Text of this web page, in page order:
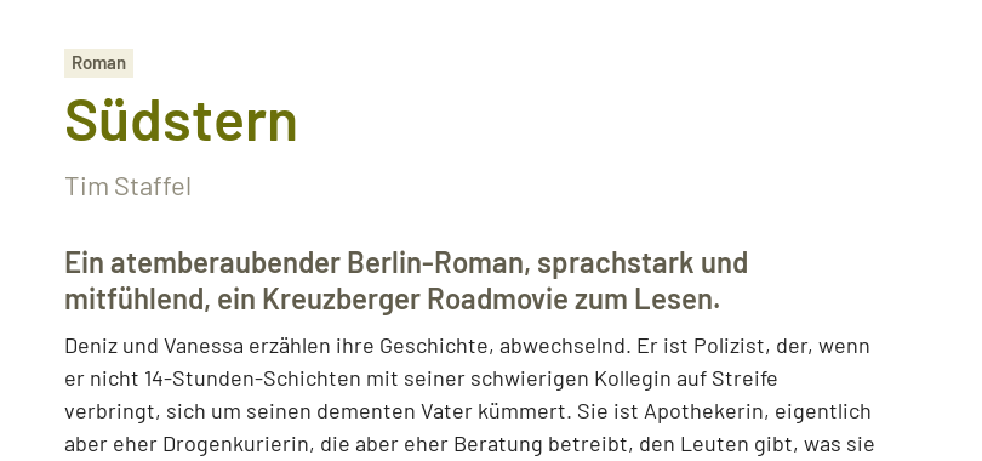
Roman
Südstern
Tim Staffel
Ein atemberaubender Berlin-Roman, sprachstark und
mitfühlend, ein Kreuzberger Roadmovie zum Lesen.
Deniz und Vanessa erzählen ihre Geschichte, abwechselnd. Er ist Polizist, der, wenn
er nicht 14-Stunden-Schichten mit seiner schwierigen Kollegin auf Streife
verbringt, sich um seinen dementen Vater kümmert. Sie ist Apothekerin, eigentlich
aber eher Drogenkurierin, die aber eher Beratung betreibt, den Leuten gibt, was sie